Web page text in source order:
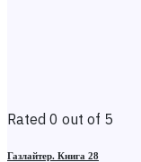
Rated 0 out of 5
Газлайтер. Книга 28